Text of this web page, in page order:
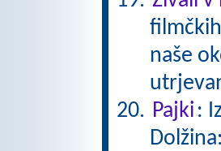
naše
Pajki :